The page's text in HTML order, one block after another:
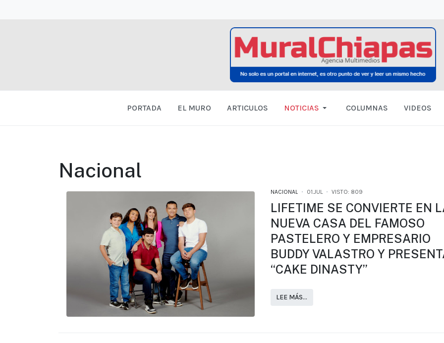
PORTADA EL MURO ARTICULOS NOTICIAS COLUMNAS VIDEOS
Nacional
NACIONAL 01.JUL VISTO: 809
LIFETIME SE CONVIERTE EN
NUEVA CASA DEL FAMOSO
PASTELERO Y EMPRESARIO
BUDDY VALASTRO Y
“CAKE DINASTY”
LEE MÁS…